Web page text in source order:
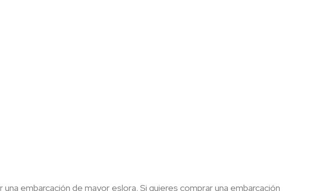
embarcación de mayor eslora. Si quieres comprar una embarcación